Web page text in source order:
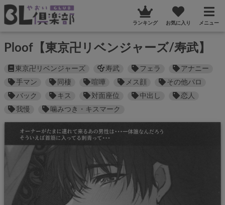
ランキング お気に入り メニュー
Ploof【東京卍リベンジャーズ/寿武】
東京卍リベンジャーズ 寿武 フェラ
アナニー
手マン
同棲 喧嘩 メス顔
その他パロ
バック
キス 対面座位 中出し
恋人
我慢
噛みつき・キスマーク